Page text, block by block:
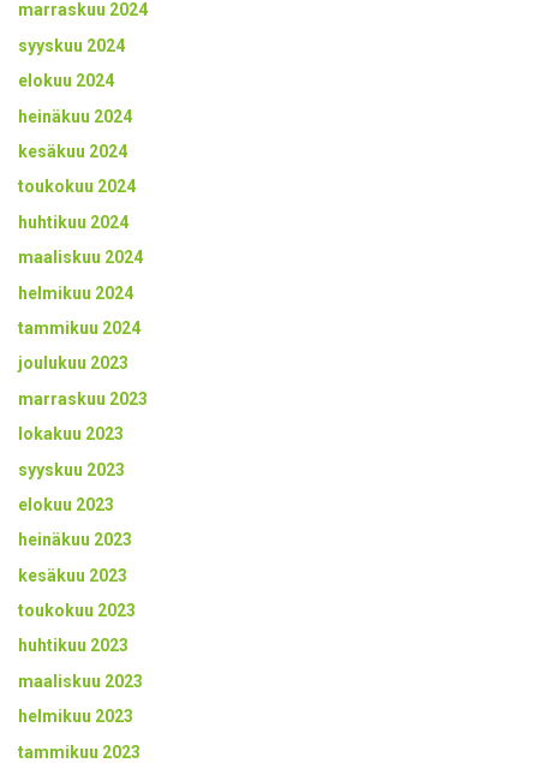
marraskuu 2024
syyskuu 2024
elokuu 2024
heinäkuu 2024
kesäkuu 2024
toukokuu 2024
huhtikuu 2024
maaliskuu 2024
helmikuu 2024
tammikuu 2024
joulukuu 2023
marraskuu 2023
lokakuu 2023
syyskuu 2023
elokuu 2023
heinäkuu 2023
kesäkuu 2023
toukokuu 2023
huhtikuu 2023
maaliskuu 2023
helmikuu 2023
tammikuu 2023